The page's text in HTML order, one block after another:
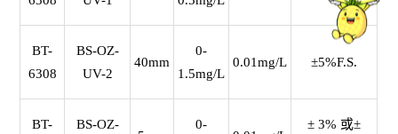
BT-
6308
BS-OZ-
UV-2
40mm
0-
1.5mg/L
0.01mg/L ±5%F.S.
BT-
BS-OZ-
0-
± 3% 或±